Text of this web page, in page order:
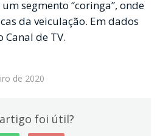
segmento “coringa”, onde
da veiculação. Em dados
Canal de TV.
de 2020
foi útil?